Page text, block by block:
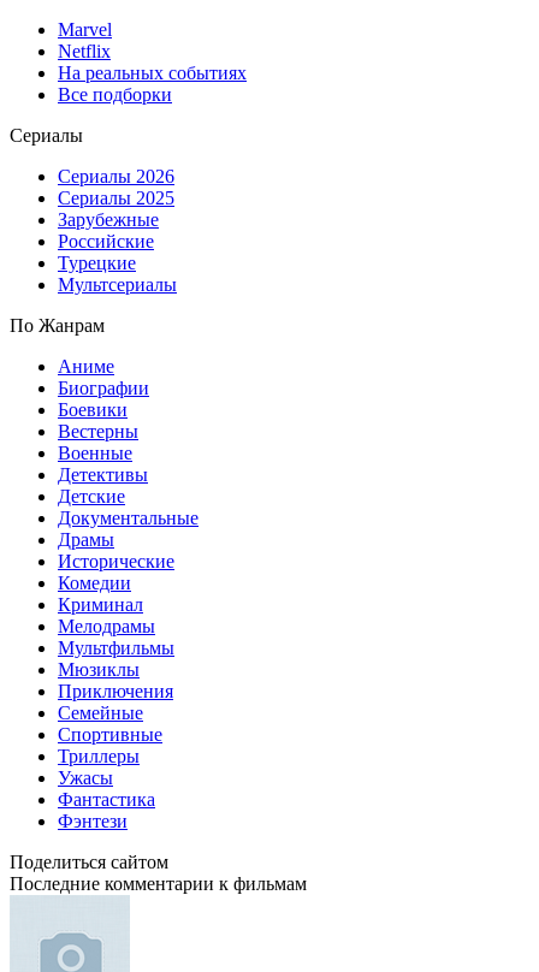
Marvel
Netflix
На реальных событиях
Все подборки
Сериалы
Сериалы 2026
Сериалы 2025
Зарубежные
Российские
Турецкие
Мультсериалы
По Жанрам
Аниме
Биографии
Боевики
Вестерны
Военные
Детективы
Детские
Документальные
Драмы
Исторические
Комедии
Криминал
Мелодрамы
Мультфильмы
Мюзиклы
Приключения
Семейные
Спортивные
Триллеры
Ужасы
Фантастика
Фэнтези
Поделиться сайтом
Последние комментарии к фильмам